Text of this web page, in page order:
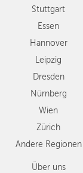
Wien
Zürich
Andere
Regionen
Stuttgart
Essen
Hannover
Leipzig
Dresden
Nürnberg
Wien
Zürich
Andere Regionen
Über uns